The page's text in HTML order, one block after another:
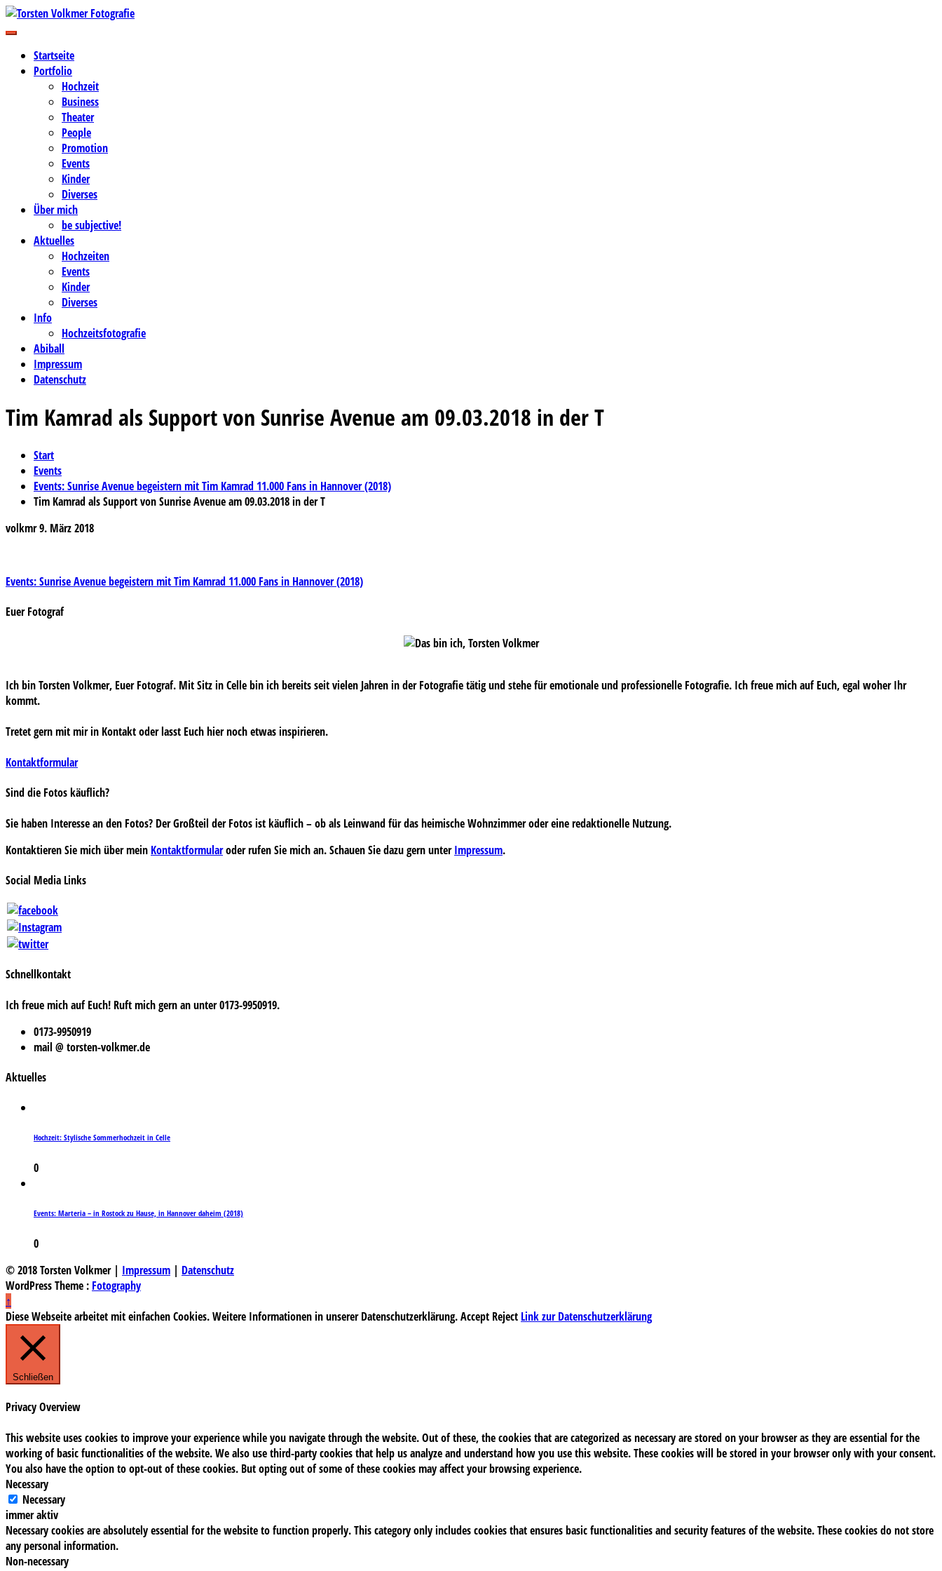
Zum
Inhalt
Torsten Volkmer Fotografie
Business-, Portrait- und Hochzeitsfotografie
Startseite
Portfolio
Hochzeit
Business
Theater
People
Promotion
Events
Kinder
Diverses
Über mich
be subjective!
Aktuelles
Hochzeiten
Events
Kinder
Diverses
Info
Hochzeitsfotografie
Abiball
Impressum
Datenschutz
Tim Kamrad als Support von Sunrise Avenue am 09.03.2018 in der T
Start
Events
Events: Sunrise Avenue begeistern mit Tim Kamrad 11.000 Fans in Hannover (2018)
Tim Kamrad als Support von Sunrise Avenue am 09.03.2018 in der T
volkmr9. März 2018
Beitragsnavigation
Events: Sunrise Avenue begeistern mit Tim Kamrad 11.000 Fans in Hannover (2018)
Euer Fotograf
Ich bin Torsten Volkmer, Euer Fotograf. Mit Sitz in Celle bin ich bereits seit vielen Jahren in der Fotografie tätig und stehe für emotionale und professionelle Fotografie. Ich freue mich auf Euch, egal woher Ihr
kommt.
Tretet gern mit mir in Kontakt oder lasst Euch hier noch etwas inspirieren.
Kontaktformular
Sind die Fotos käuflich?
Sie haben Interesse an den Fotos? Der Großteil der Fotos ist käuflich – ob als Leinwand für das heimische Wohnzimmer oder eine redaktionelle Nutzung.
Kontaktieren Sie mich über mein Kontaktformularoder rufen Sie mich an. Schauen Sie dazu gern unterImpressum.
Social Media Links
Schnellkontakt
Ich freue mich auf Euch! Ruft mich gern an unter 0173-9950919.
0173-9950919
mail @ torsten-volkmer.de
Aktuelles
Hochzeit: Stylische Sommerhochzeit in Celle
0
Events: Marteria – in Rostock zu Hause, in Hannover daheim (2018)
0
© 2018 Torsten Volkmer | Impressum | Datenschutz
WordPress Theme : Fotography
↑
Diese Webseite arbeitet mit einfachen Cookies. Weitere Informationen in unserer Datenschutzerklärung.Accept Reject Link zur Datenschutzerklärung
Schließen
Privacy Overview
This website uses cookies to improve your experience while you navigate through the website. Out of these, the cookies that are categorized as necessary are stored on your browser as they are essential for the
working of basic functionalities of the website. We also use third-party cookies that help us analyze and understand how you use this website. These cookies will be stored in your browser only with your consent.
You also have the option to opt-out of these cookies. But opting out of some of these cookies may affect your browsing experience.
Necessary
Necessary
immer aktiv
Necessary cookies are absolutely essential for the website to function properly. This category only includes cookies that ensures basic functionalities and security features of the website. These cookies do not store
any personal information.
Non-necessary